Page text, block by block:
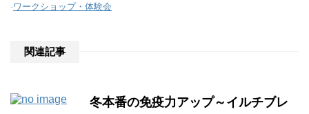
-ワークショップ・体験会
関連記事
冬本番の免疫力アップ～イルチブレ